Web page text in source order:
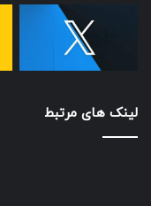
لینک های مرتبط